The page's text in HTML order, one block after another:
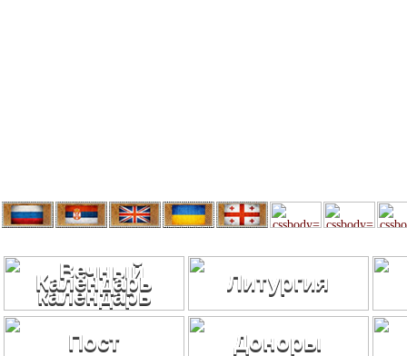
Календарь Литургия
Пост Доноры